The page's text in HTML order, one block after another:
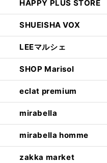
HAPPY PLUS STORE
SHUEISHA VOX
LEEマルシェ
SHOP Marisol
eclat premium
mirabella
mirabella homme
zakka market